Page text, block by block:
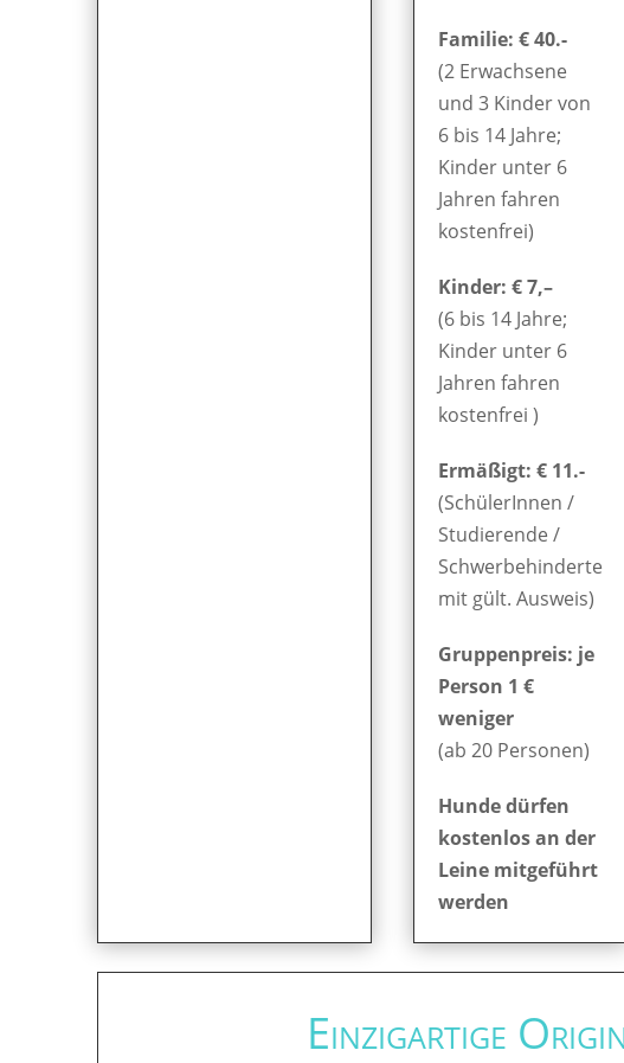
Familie: € 40.-
(2 Erwachsene
und 3 Kinder von
6 bis 14 Jahre;
Kinder unter 6
Jahren fahren
kostenfrei)
Kinder: € 7,–
(6 bis 14 Jahre;
Kinder unter 6
Jahren fahren
kostenfrei )
Ermäßigt: € 11.-
(SchülerInnen /
Studierende /
Schwerbehinderte
mit gült. Ausweis)
Gruppenpreis: je
Person 1 €
weniger
(ab 20 Personen)
Hunde dürfen
kostenlos an der
Leine mitgeführt
werden
Einzigartige